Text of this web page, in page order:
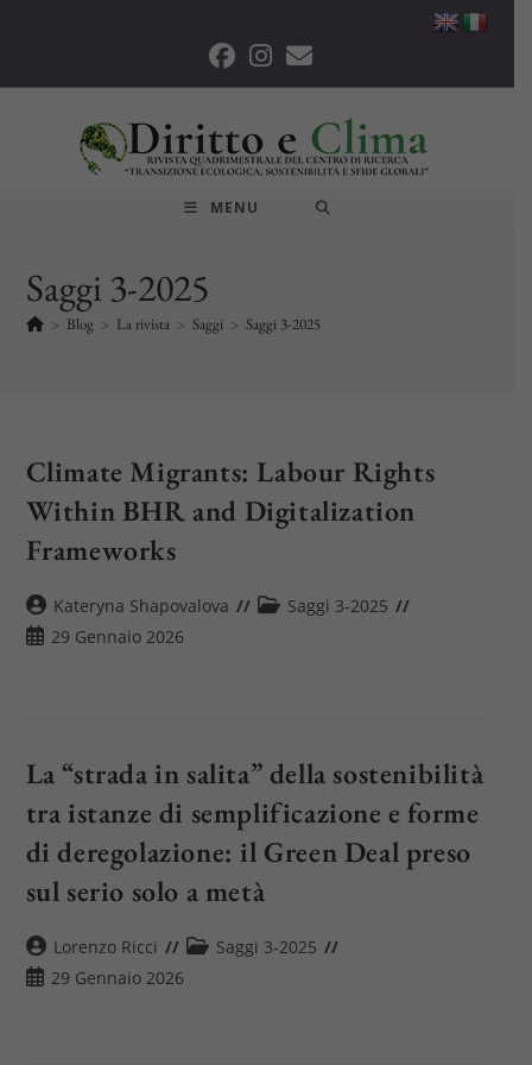
MENU
Saggi 3-2025
> Blog > La rivista > Saggi > Saggi 3-2025
Climate Migrants: Labour Rights
Within BHR and Digitalization
Frameworks
Autore
dell'articolo:
Kateryna Shapovalova
Categoria
Saggi 3-2025
Articolo
29 Gennaio 2026
La “strada in salita” della sostenibilità
tra istanze di semplificazione e forme
di deregolazione: il Green Deal preso
sul serio solo a metà
Autore
dell'articolo:
Lorenzo Ricci
Categoria
Saggi 3-2025
Articolo
29 Gennaio 2026